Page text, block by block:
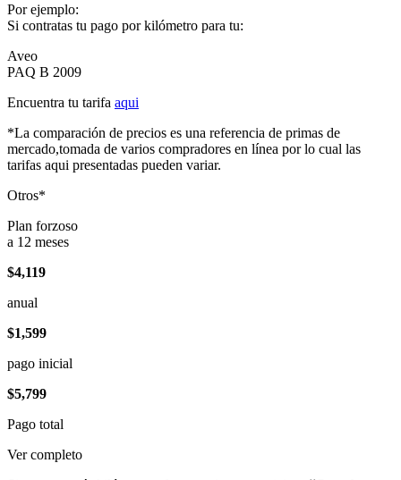
Por ejemplo:
Si contratas tu pago por kilómetro para tu:
Aveo
PAQ B 2009
Encuentra tu tarifa aqui
*La comparación de precios es una referencia de primas de
mercado,tomada de varios compradores en línea por lo cual las
tarifas aqui presentadas pueden variar.
Otros*
Plan forzoso
a 12 meses
$4,119
anual
$1,599
pago inicial
$5,799
Pago total
Ver completo